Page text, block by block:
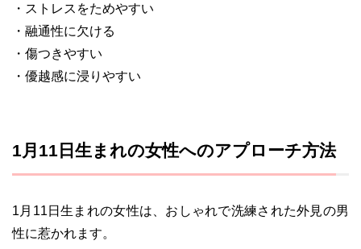
・ストレスをためやすい
・融通性に欠ける
・傷つきやすい
・優越感に浸りやすい
1月11日生まれの女性へのアプローチ方法
1月11日生まれの女性は、おしゃれで洗練された外見の男
性に惹かれます。